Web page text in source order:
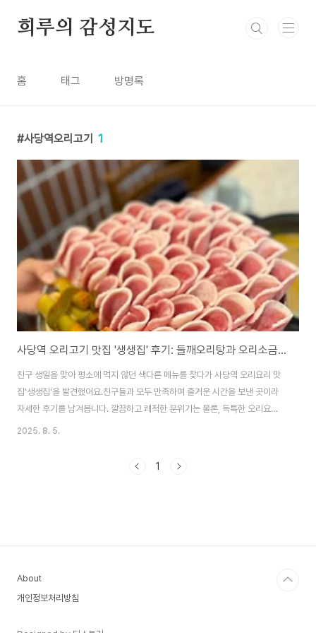
희루의 감성지도
홈 태그 방명록
사당역오리고기 1
사당역 오리고기 맛집 '생생집' 후기: 들깨오리탕과 오리소금구이로 특별한 모임!
친구 생일을 맞아 평소에 먹지 않던 색다른 메뉴를 찾다가 사당역 오리요리 맛
집'생생집'을 발견했어요.친구들과 모두 만족하며 즐거운 시간을 보낸 곳이라
자세한 후기를 남겨봅니다. 깔끔하고 쾌적한 분위기는 물론, 독특한 오리요리
메뉴가 인상적이었던 곳이에요.1. 쾌적한 분위기의 사당역 오리고기 맛집사당
였어요. 쾌적한 인테리어 덕분에 식사 내내 기분 좋게 머물 수 있었습니다. 메인
2025. 8. 5.
1
About
개인정보처리방침